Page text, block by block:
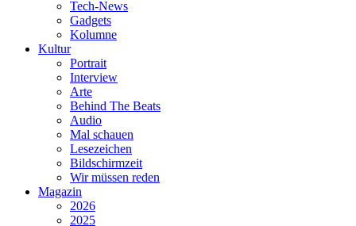
Tech-News
Gadgets
Kolumne
Kultur
Portrait
Interview
Arte
Behind The Beats
Audio
Mal schauen
Lesezeichen
Bildschirmzeit
Wir müssen reden
Magazin
2026
2025